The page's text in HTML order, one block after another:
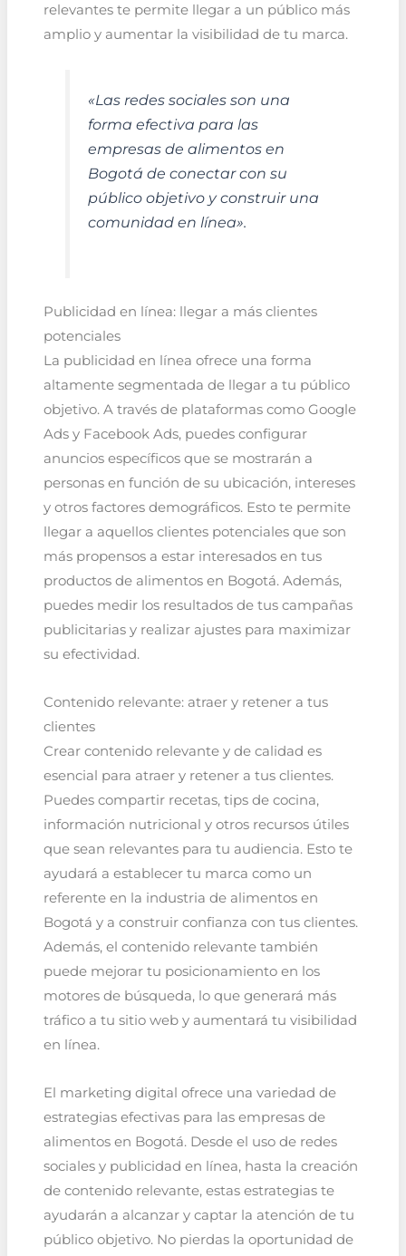
relevantes te permite llegar a un público más
amplio y aumentar la visibilidad de tu marca.
«Las redes sociales son una
forma efectiva para las
empresas de alimentos en
Bogotá de conectar con su
público objetivo y construir una
comunidad en línea».
Publicidad en línea: llegar a más clientes
potenciales
La publicidad en línea ofrece una forma
altamente segmentada de llegar a tu público
objetivo. A través de plataformas como Google
Ads y Facebook Ads, puedes configurar
anuncios específicos que se mostrarán a
personas en función de su ubicación, intereses
y otros factores demográficos. Esto te permite
llegar a aquellos clientes potenciales que son
más propensos a estar interesados en tus
productos de alimentos en Bogotá. Además,
puedes medir los resultados de tus campañas
publicitarias y realizar ajustes para maximizar
su efectividad.
Contenido relevante: atraer y retener a tus
clientes
Crear contenido relevante y de calidad es
esencial para atraer y retener a tus clientes.
Puedes compartir recetas, tips de cocina,
información nutricional y otros recursos útiles
que sean relevantes para tu audiencia. Esto te
ayudará a establecer tu marca como un
referente en la industria de alimentos en
Bogotá y a construir confianza con tus clientes.
Además, el contenido relevante también
puede mejorar tu posicionamiento en los
motores de búsqueda, lo que generará más
tráfico a tu sitio web y aumentará tu visibilidad
en línea.
El marketing digital ofrece una variedad de
estrategias efectivas para las empresas de
alimentos en Bogotá. Desde el uso de redes
sociales y publicidad en línea, hasta la creación
de contenido relevante, estas estrategias te
ayudarán a alcanzar y captar la atención de tu
público objetivo. No pierdas la oportunidad de